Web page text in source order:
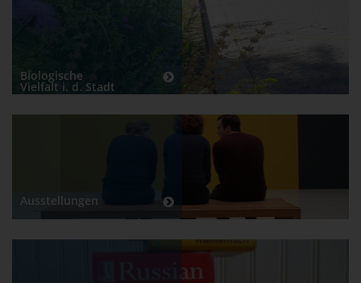
Biologische
Vielfalt i. d. Stadt
Ausstellungen